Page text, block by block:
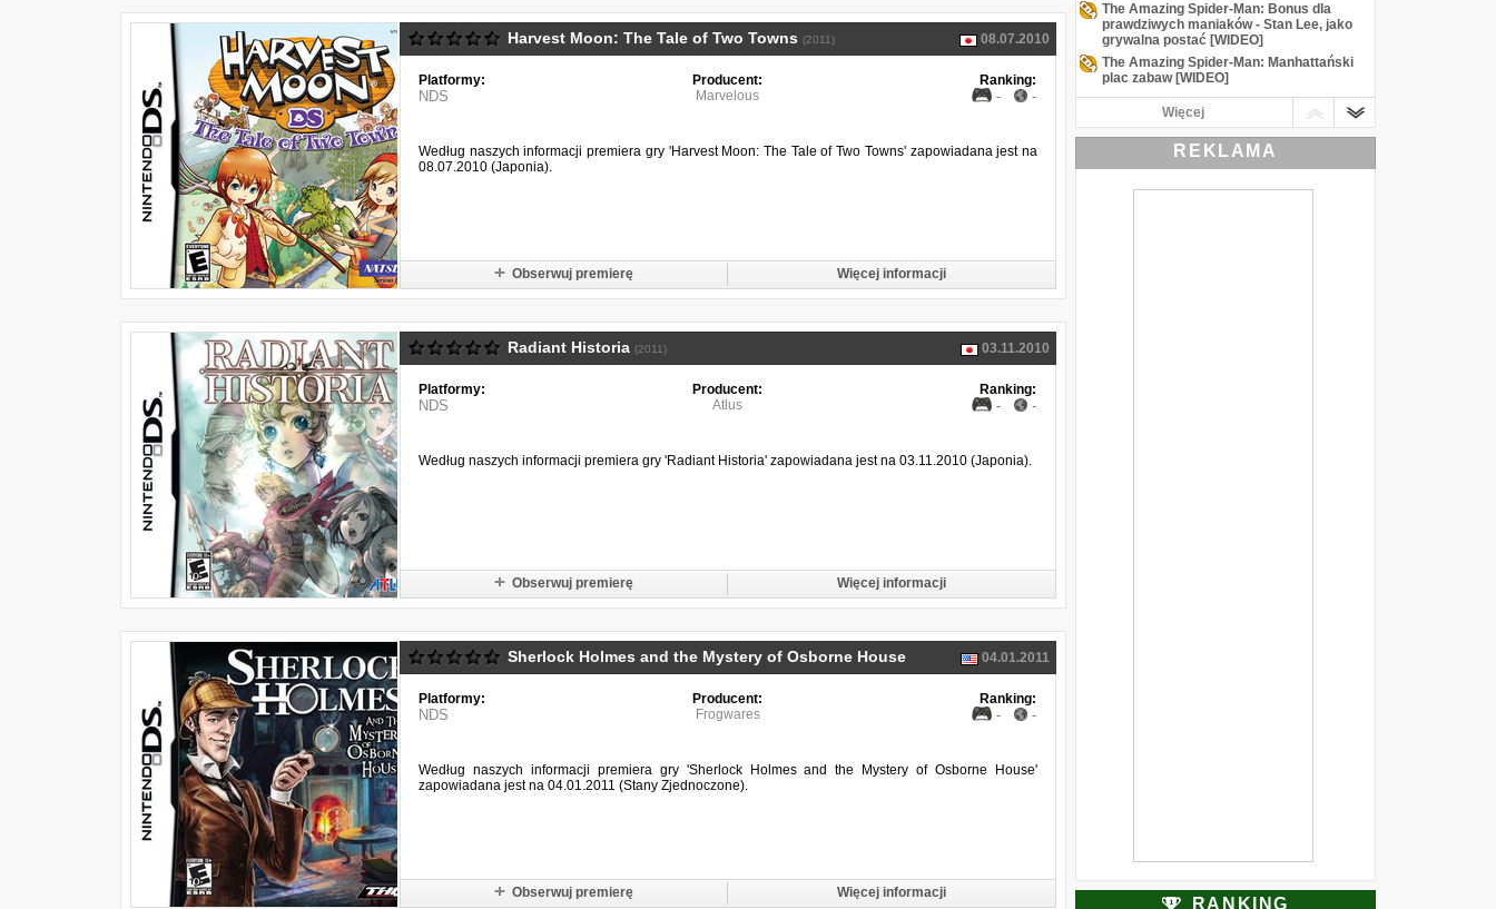
Harvest Moon: The Tale of Two Towns (2011) 08.07.2010
Platformy:
NDS
Producent:
Marvelous
Ranking:
- -
Według naszych informacji premiera gry 'Harvest Moon: The Tale of Two Towns' zapowiadana jest na
08.07.2010 (Japonia).
Obserwuj premierę Więcej informacji
Radiant Historia (2011) 03.11.2010
Platformy:
NDS
Producent:
Atlus
Ranking:
- -
Według naszych informacji premiera gry 'Radiant Historia' zapowiadana jest na 03.11.2010 (Japonia).
Obserwuj premierę Więcej informacji
Sherlock Holmes and the Mystery of Osborne House 04.01.2011
Platformy:
NDS
Producent:
Frogwares
Ranking:
- -
Według naszych informacji premiera gry 'Sherlock Holmes and the Mystery of Osborne House'
zapowiadana jest na 04.01.2011 (Stany Zjednoczone).
Obserwuj premierę Więcej informacji
The Amazing Spider-Man: Bonus dla
prawdziwych maniaków - Stan Lee, jako
grywalna postać [WIDEO]
The Amazing Spider-Man: Manhattański
plac zabaw [WIDEO]
LEGO Batman 2: DC Super Heroes -
gadające klocki na nowym trailerze
[WIDEO]
Ghost Recon: Future Soldier - poślizg
wersji PC i wymagania sprzętowe
E3 2012: LEGO Batman 2 - Harley Quinn!
Więcej
REKLAMA
RANKING